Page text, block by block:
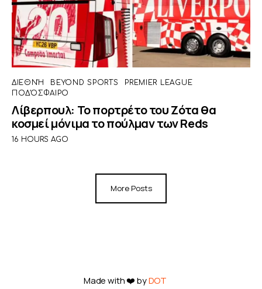
ΔΙΕΘΝΉ BEYOND SPORTS
PREMIER LEAGUE
ΠΟΔΌΣΦΑΙΡΟ
Λίβερπουλ: Το πορτρέτο του Ζότα θα
κοσμεί μόνιμα το πούλμαν των Reds
16 HOURS AGO
More Posts
Made with ❤️ byDOT